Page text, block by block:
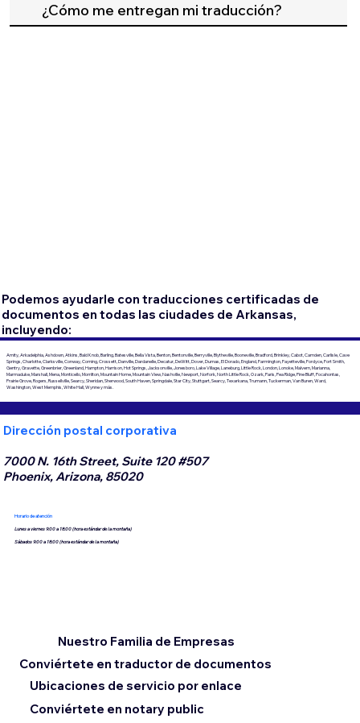
¿Cómo me entregan mi traducción?
Podemos ayudarle con traducciones certificadas de
documentos en todas las ciudades de Arkansas,
incluyendo:
Amity, Arkadelphia, Ashdown, Atkins, Bald Knob, Barling, Batesville, Bella Vista, Benton, Bentonville, Berryville, Blytheville, Booneville, Bradford, Brinkley, Cabot, Camden, Carlisle, Cave
Springs, Charlotte, Clarksville, Conway, Corning, Crossett, Danville, Dardanelle, Decatur, DeWitt, Dover, Dumas, El Dorado, England, Farmington, Fayetteville, Fordyce, Fort Smith,
Gentry, Gravette, Greenbrier, Greenland, Hampton, Harrison, Hot Springs, Jacksonville, Jonesboro, Lake Village, Laneburg, Little Rock, London, Lonoke, Malvern, Marianna,
Marmaduke, Marshall, Mena, Monticello, Morrilton, Mountain Home, Mountain View, Nashville, Newport, Norfork, North Little Rock, Ozark, Paris, Pea Ridge, Pine Bluff, Pocahontas,
Prairie Grove, Rogers, Russellville, Searcy, Sheridan, Sherwood, South Haven, Springdale, Star City, Stuttgart, Searcy, Texarkana, Trumann, Tuckerman, Van Buren, Ward,
Washington, West Memphis, White Hall, Wynne y más.
Dirección postal corporativa
7000 N. 16th Street, Suite 120 #507
Phoenix, Arizona, 85020
Horario de atención
Lunes a viernes 9:00 a 18:00 (hora estándar de la montaña)
Sábados 9:00 a 18:00 (hora estándar de la montaña)
Conviértete en traductor de documentos
Ubicaciones de servicio por enlace
Nuestro Familia de Empresas
Conviértete en notary public